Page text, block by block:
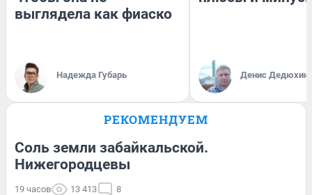
выглядела как фиаско
Надежда Губарь Денис Дедюхин
РЕКОМЕНДУЕМ
Соль земли забайкальской.
Нижегородцевы
19 часов 13 413 8